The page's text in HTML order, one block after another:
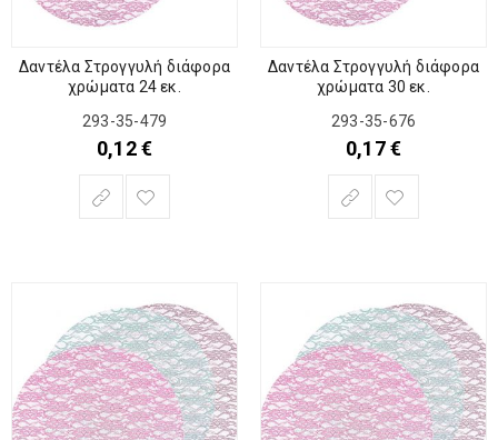
Δαντέλα Στρογγυλή διάφορα
χρώματα 24 εκ.
293-35-479
0,12€
Δαντέλα Στρογγυλή διάφορα
χρώματα 30 εκ.
293-35-676
0,17€